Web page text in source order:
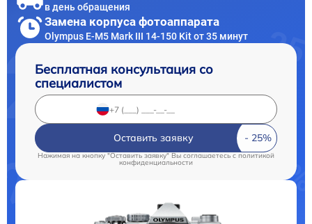
в день обращения
Замена корпуса фотоаппарата
Olympus E‑M5 Mark III 14-150 Kit от 35 минут
Бесплатная консультация со
специалистом
Оставить заявку
Нажимая на кнопку "Оставить заявку" Вы соглашаетесь c политикой
конфиденциальности